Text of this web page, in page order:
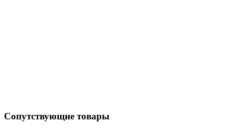
Сопутствующие товары